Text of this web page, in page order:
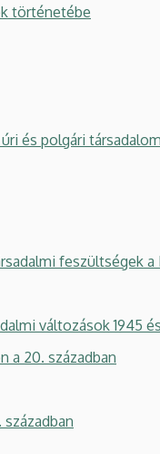
történetébe
és polgári
feszültségek
változások 1945
a 20. században